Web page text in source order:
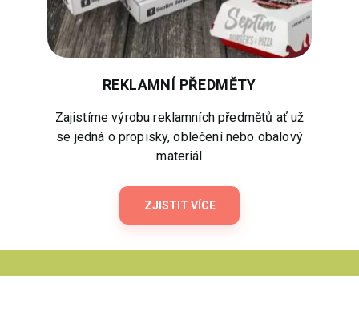
REKLAMNÍ PŘEDMĚTY
Zajistíme výrobu reklamních předmětů ať už
se jedná o propisky, oblečení nebo obalový
materiál
ZJISTIT VÍCE